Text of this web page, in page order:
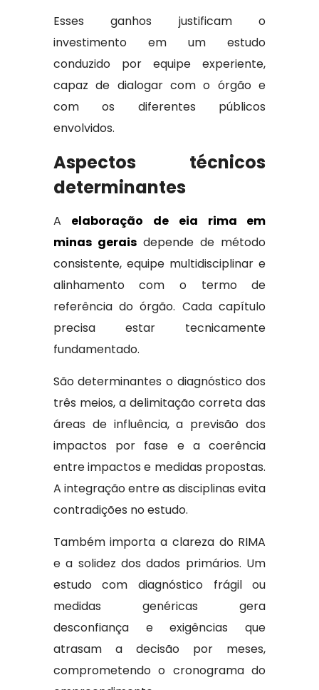
Esses ganhos justificam o
investimento em um estudo
conduzido por equipe experiente,
capaz de dialogar com o órgão e
com os diferentes públicos
envolvidos.
Aspectos técnicos
determinantes
A elaboração de eia rima em
minas geraisdepende de método
consistente, equipe multidisciplinar e
alinhamento com o termo de
referência do órgão. Cada capítulo
precisa estar tecnicamente
fundamentado.
São determinantes o diagnóstico dos
três meios, a delimitação correta das
áreas de influência, a previsão dos
impactos por fase e a coerência
entre impactos e medidas propostas.
A integração entre as disciplinas evita
contradições no estudo.
Também importa a clareza do RIMA
e a solidez dos dados primários. Um
estudo com diagnóstico frágil ou
medidas genéricas gera
desconfiança e exigências que
atrasam a decisão por meses,
comprometendo o cronograma do